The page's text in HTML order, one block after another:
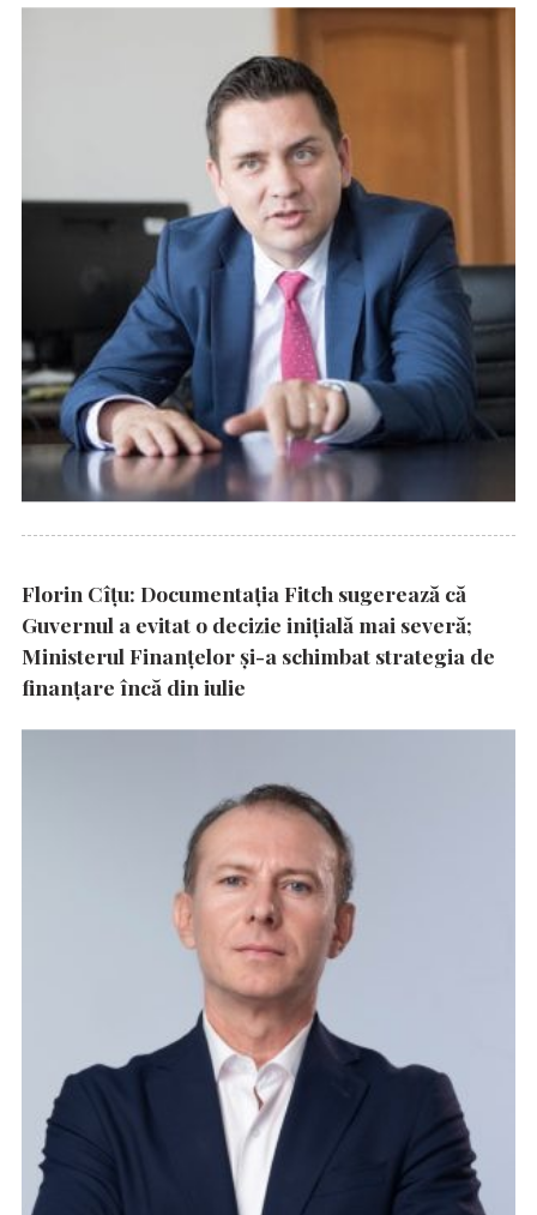
Florin Cîțu: Documentația Fitch sugerează că
Guvernul a evitat o decizie inițială mai severă;
Ministerul Finanțelor și-a schimbat strategia de
finanțare încă din iulie